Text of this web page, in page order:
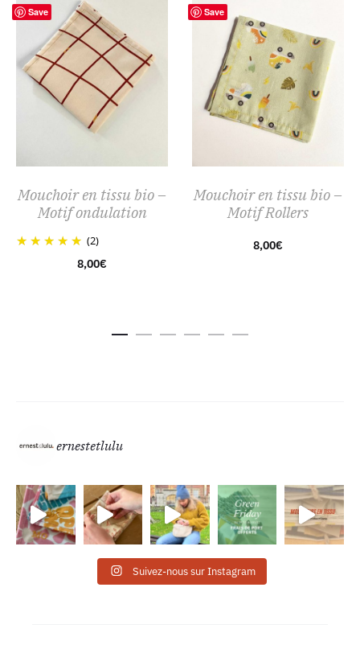
Save
Mouchoir en tissu bio –
Motif ondulation
(2)
8,00€
Save
Mouchoir en tissu bio –
Motif Rollers
8,00€
ernestetlulu
Suivez-nous sur Instagram